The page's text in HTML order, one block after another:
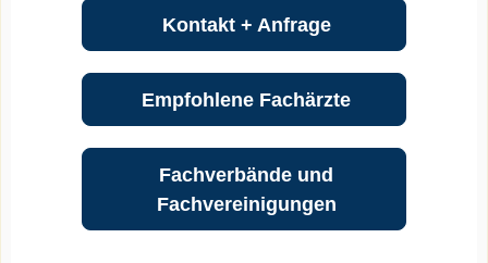
Kontakt + Anfrage
Empfohlene Fachärzte
Fachverbände und
Fachvereinigungen